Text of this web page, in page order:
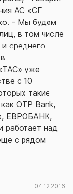
АО «СГ
- Мы будем
в том числе
среднего
уже
с 10
такие
OTP Bank,
ЕВРОБАНК,
работает над
с рядом
04.12.2016